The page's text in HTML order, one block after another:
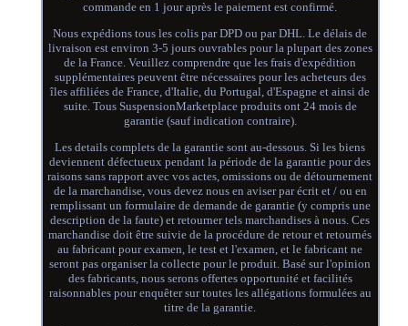
commande en 1 jour après le paiement est confirmé.
Nous expédions tous les colis par DPD ou par DHL. Le délais de
livraison est environ 3-5 jours ouvrables pour la plupart des zones
de la France. Veuillez comprendre que les frais d'expédition
supplémentaires peuvent être nécessaires pour les acheteurs des
îles affiliées de France, d'Italie, du Portugal, d'Espagne et ainsi de
suite. Tous SuspensionMarketplace produits ont 24 mois de
garantie (sauf indication contraire).
Les details complets de la garantie sont au-dessous. Si les biens
deviennent défectueux pendant la période de la garantie pour des
raisons sans rapport avec vos actes, omissions ou de détournement
de la marchandise, vous devez nous en aviser par écrit et / ou en
remplissant un formulaire de demande de garantie (y compris une
description de la faute) et retourner tels marchandises à nous. Ces
marchandise doit être suivie de la procédure de retour et retournés
au fabricant pour examen, le test et l'examen, et le fabricant ne
seront pas organiser la collecte pour le produit. Basé sur l'opinion
des fabricants, nous serons offertes opportunité et facilités
raisonnables pour enquêter sur toutes les allégations formulées au
titre de la garantie.